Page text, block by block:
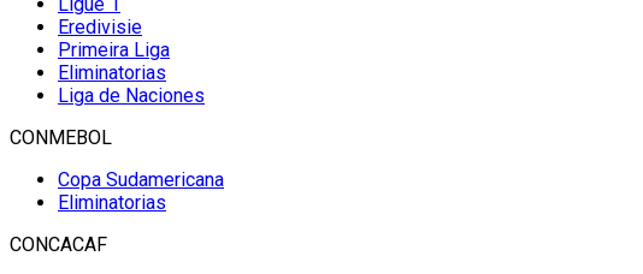
Eredivisie
Primeira Liga
Eliminatorias
Liga de Naciones
CONMEBOL
Copa Sudamericana
Eliminatorias
CONCACAF